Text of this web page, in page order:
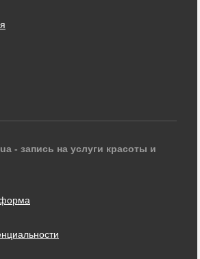
- запись на услуги красоты и